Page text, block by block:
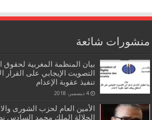
منشورات شائعة
بيان المنظمة المغربية لحقوق
التصويت الإيجابي على القرار
تنفيذ عقوبة الإعدام
4 ديسمبر، 2018
الأمين العام لحزب الشورى
الجلالة الملك محمد السادس